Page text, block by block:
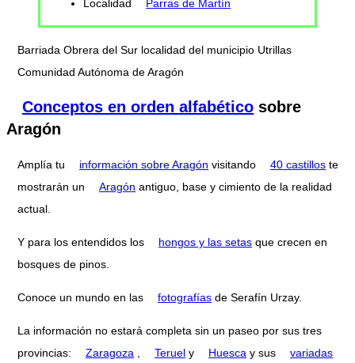
Localidad
Parras de Martín
Barriada Obrera del Sur localidad del municipio Utrillas
Comunidad Autónoma de Aragón
Conceptos en orden alfabético sobre
Aragón
Amplía tu información sobre Aragón visitando 40 castillos te
mostrarán un
Aragón antiguo, base y cimiento de la realidad
actual.
Y para los entendidos los hongos y las setas que crecen en
bosques de pinos.
Conoce un mundo en las fotografías de Serafín Urzay.
La información no estará completa sin un paseo por sus tres
provincias:
Zaragoza Teruel y Huesca y sus
variadas